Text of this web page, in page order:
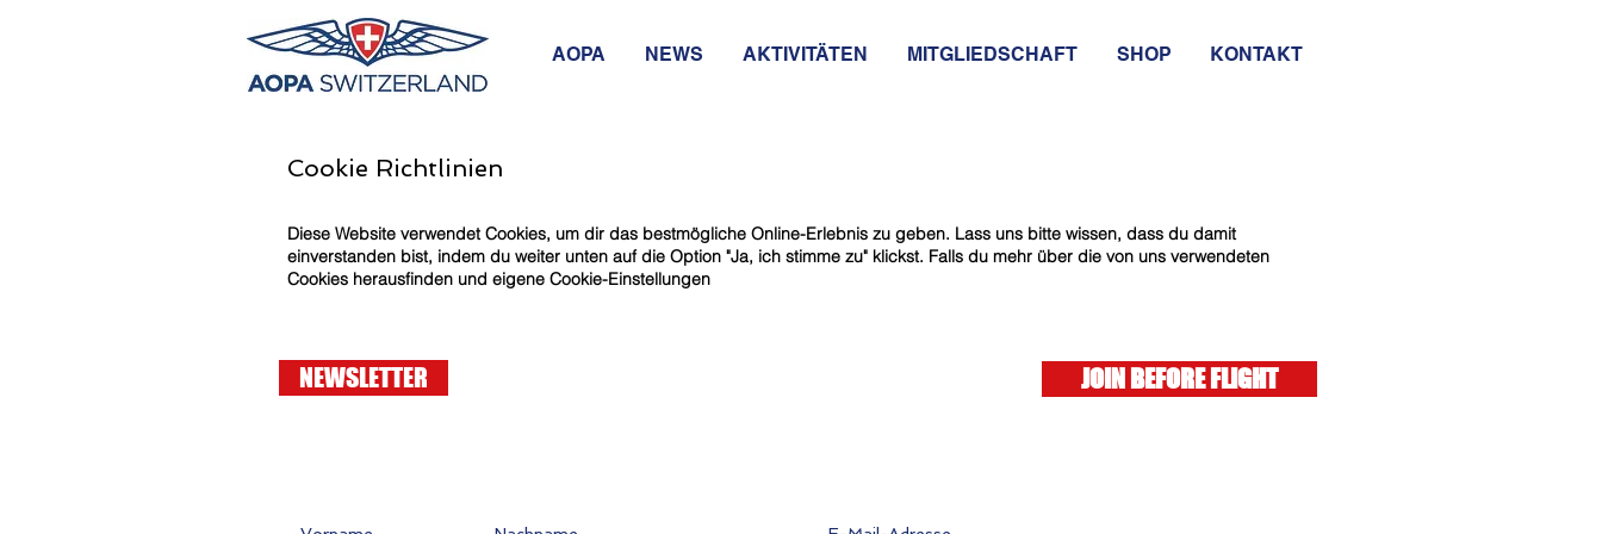
AOPA NEWS AKTIVITÄTEN MITGLIEDSCHAFT SHOP KONTAKT
Cookie Richtlinien
Diese Website verwendet Cookies, um dir das bestmögliche Online-Erlebnis zu geben. Lass uns bitte wissen, dass du damit
einverstanden bist, indem du weiter unten auf die Option "Ja, ich stimme zu" klickst. Falls du mehr über die von uns verwendeten
Cookies herausfinden und eigene Cookie-Einstellungen
NEWSLETTER JOIN BEFORE FLIGHT